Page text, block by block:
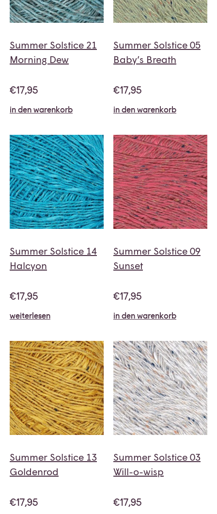
Summer Solstice 21
Morning Dew
€17,95
in den warenkorb
Summer Solstice 05
Baby’s Breath
€17,95
in den warenkorb
Summer Solstice 14
Halcyon
€17,95
weiterlesen
Summer Solstice 09
Sunset
€17,95
in den warenkorb
Summer Solstice 13
Goldenrod
€17,95
Summer Solstice 03
Will-o-wisp
€17,95